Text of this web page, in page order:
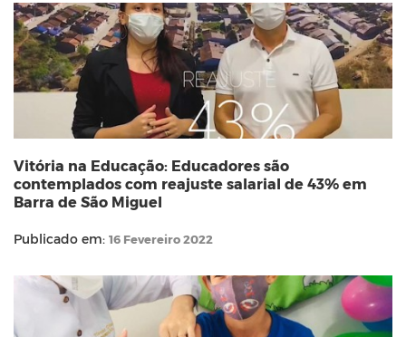
Vitória na Educação: Educadores são
contemplados com reajuste salarial de 43% em
Barra de São Miguel
Publicado em: 16 Fevereiro 2022